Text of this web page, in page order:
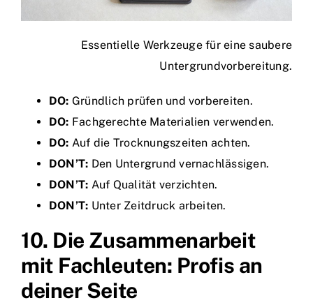
Essentielle Werkzeuge für eine saubere
Untergrundvorbereitung.
DO: Gründlich prüfen und vorbereiten.
DO: Fachgerechte Materialien verwenden.
DO: Auf die Trocknungszeiten achten.
DON’T: Den Untergrund vernachlässigen.
DON’T: Auf Qualität verzichten.
DON’T: Unter Zeitdruck arbeiten.
10. Die Zusammenarbeit
mit Fachleuten: Profis an
deiner Seite